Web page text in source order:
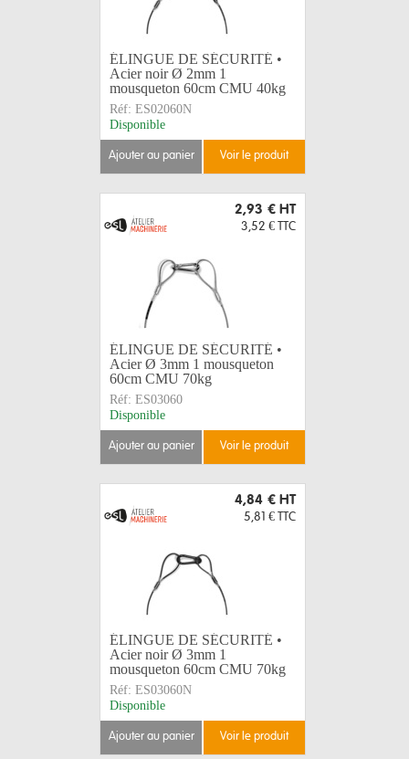
ÉLINGUE DE SÉCURITÉ •
Acier noir Ø 2mm 1
mousqueton 60cm CMU 40kg
Réf: ES02060N
Disponible
ajouter au panier voir le produit
2,93 € HT
3,52 € TTC
ÉLINGUE DE SÉCURITÉ •
Acier Ø 3mm 1 mousqueton
60cm CMU 70kg
Réf: ES03060
Disponible
ajouter au panier voir le produit
4,84 € HT
5,81 € TTC
ÉLINGUE DE SÉCURITÉ •
Acier noir Ø 3mm 1
mousqueton 60cm CMU 70kg
Réf: ES03060N
Disponible
ajouter au panier voir le produit